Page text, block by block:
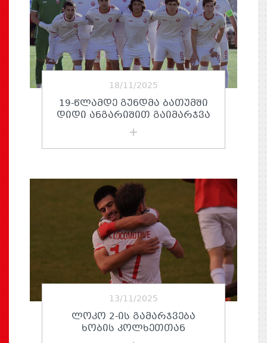
18/11/2025
19-ᲬᲚᲐᲛᲓᲔ ᲒᲣᲜᲓᲛᲐ ᲑᲐᲗᲣᲛᲨᲘ
ᲓᲘᲓᲘ ᲐᲜᲒᲐᲠᲘᲨᲘᲗ ᲒᲐᲘᲛᲐᲠᲯᲕᲐ
13/11/2025
ᲚᲝᲙᲝ 2-ᲘᲡ ᲒᲐᲛᲐᲠᲯᲕᲔᲑᲐ
ᲮᲝᲑᲘᲡ ᲙᲝᲚᲮᲔᲗᲗᲐᲜ